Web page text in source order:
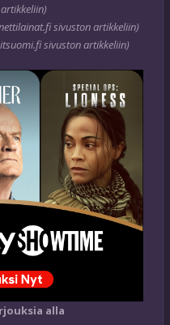
sivuston artikkeliin)
sivuston artikkeliin)
alla